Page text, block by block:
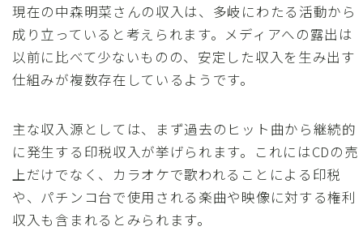
現在の中森明菜さんの収入は、多岐にわたる活動から
成り立っていると考えられます。メディアへの露出は
以前に比べて少ないものの、安定した収入を生み出す
仕組みが複数存在しているようです。
主な収入源としては、まず過去のヒット曲から継続的
に発生する印税収入が挙げられます。これにはCDの売
上だけでなく、カラオケで歌われることによる印税
や、パチンコ台で使用される楽曲や映像に対する権利
収入も含まれるとみられます。